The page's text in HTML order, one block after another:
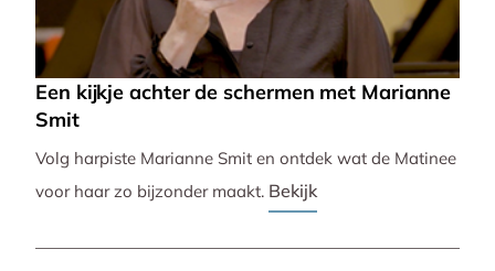
Een kijkje achter de schermen met Marianne
Smit
Volg harpiste Marianne Smit en ontdek wat de Matinee
voor haar zo bijzonder maakt. Bekijk